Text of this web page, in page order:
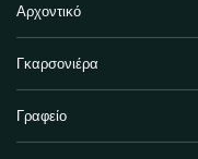
Αρχοντικό
Γκαρσονιέρα
Γραφείο